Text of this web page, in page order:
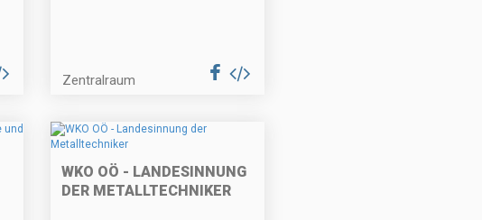
Zentralraum
WKO OÖ - LANDESINNUNG
DER METALLTECHNIKER